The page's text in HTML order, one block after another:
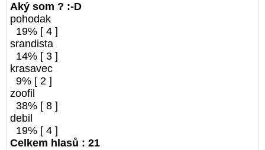
Aký som ? :-D
pohodak
19% [ 4 ]
srandista
14% [ 3 ]
krasavec
9% [ 2 ]
zoofil
38% [ 8 ]
debil
19% [ 4 ]
Celkem hlasů : 21